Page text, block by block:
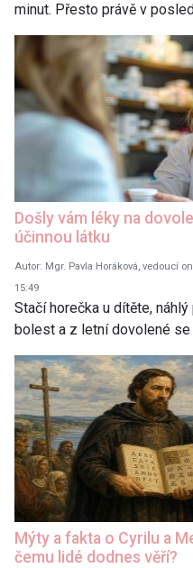
minut. Přesto právě v
Došly vám léky na
účinnou látku
Autor: Mgr. Pavla Horáková, vedoucí
15:49
Stačí horečka u dítěte,
bolest a z letní dovolené
Mýty a fakta o Cyrilu a
čemu lidé dodnes věří?